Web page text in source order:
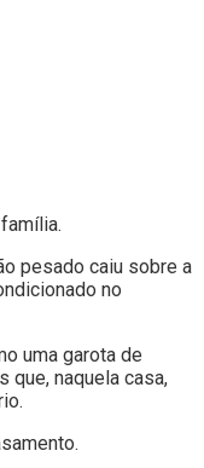
pesado caiu sobre a
no
uma garota de
que, naquela casa,